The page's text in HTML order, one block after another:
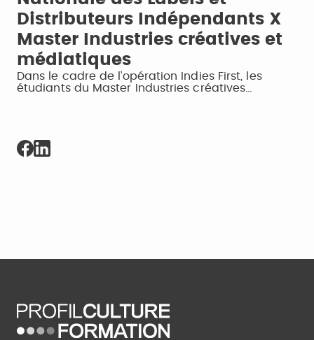
Distributeurs Indépendants X
Master Industries créatives et
médiatiques
Dans le cadre de l’opération Indies First, les
étudiants du Master Industries créatives…